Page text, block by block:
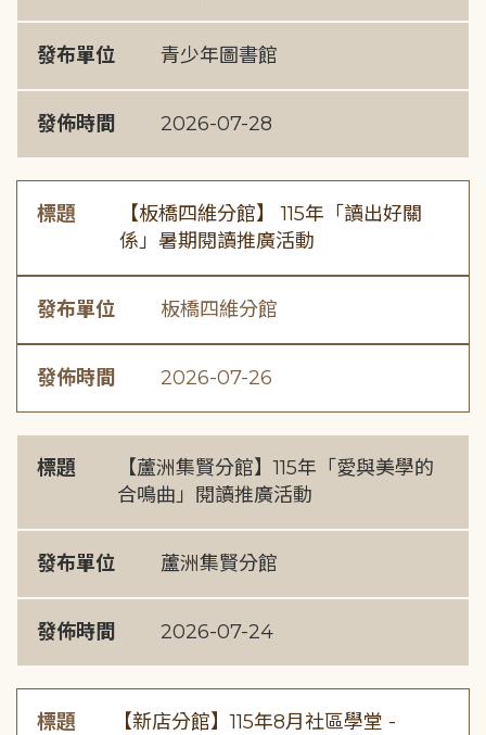
發布單位 青少年圖書館
發佈時間 2026-07-28
標題
【板橋四維分館】 115年「讀出好關
係」暑期閱讀推廣活動
發布單位 板橋四維分館
發佈時間 2026-07-26
標題
【蘆洲集賢分館】115年「愛與美學的
合鳴曲」閱讀推廣活動
發布單位 蘆洲集賢分館
發佈時間 2026-07-24
標題
【新店分館】115年8月社區學堂 -